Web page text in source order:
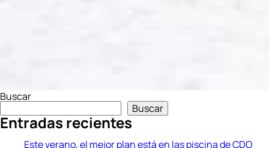
Buscar
Buscar
Entradas recientes
Este verano, el mejor plan está en las piscina de CDO